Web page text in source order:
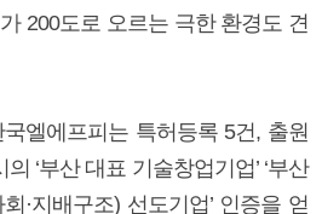
200도로 오르는 극한 환경도 견
엘에프피는 특허등록 5건, 출원
‘부산 대표 기술창업기업’ ‘부산
·지배구조) 선도기업’ 인증을 얻